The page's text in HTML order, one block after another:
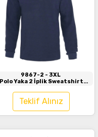
9867-2 - 3XL
Polo Yaka 2 İplik Sweatshirt
Teklif Alınız